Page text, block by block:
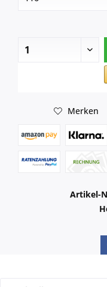
Merken
Artikel-